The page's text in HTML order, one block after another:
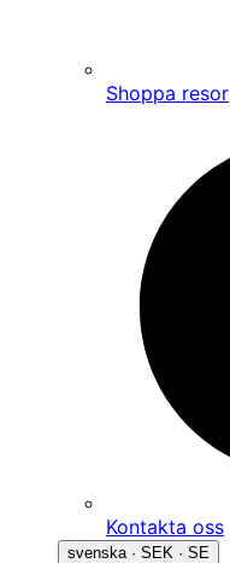
Shoppa resor
Kontakta oss
svenska · SEK · SE